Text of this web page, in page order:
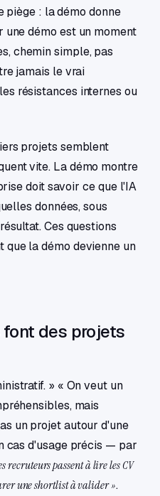
piège : la démo donne
une démo est un moment
chemin simple, pas
jamais le vrai
résistances internes ou
projets semblent
vite. La démo montre
doit savoir ce que l'IA
données, sous
Ces questions
la démo devienne un
des projets
» « On veut un
mais
un projet autour d'une
cas d'usage précis — par
recruteurs passent à lire les CV
une shortlist à valider ».